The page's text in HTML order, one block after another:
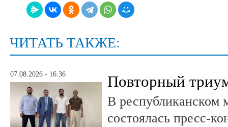
ЧИТАТЬ ТАКЖЕ:
07.08.2026 - 16:36 Повторный
В республиканском
состоялась пресс-